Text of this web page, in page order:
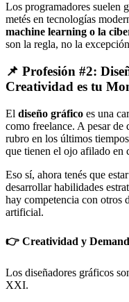
Los programadores suelen
metés en tecnologías
machine learning o la
son la regla, no la
📌 Profesión #2:
Creatividad es tu
El diseño gráfico es una
como freelance. A pesar de
rubro en los últimos
que tienen el ojo afilado en
Eso sí, ahora tenés que
desarrollar habilidades
hay competencia con otros
artificial.
👉 Creatividad y
Los diseñadores gráficos
XXI.